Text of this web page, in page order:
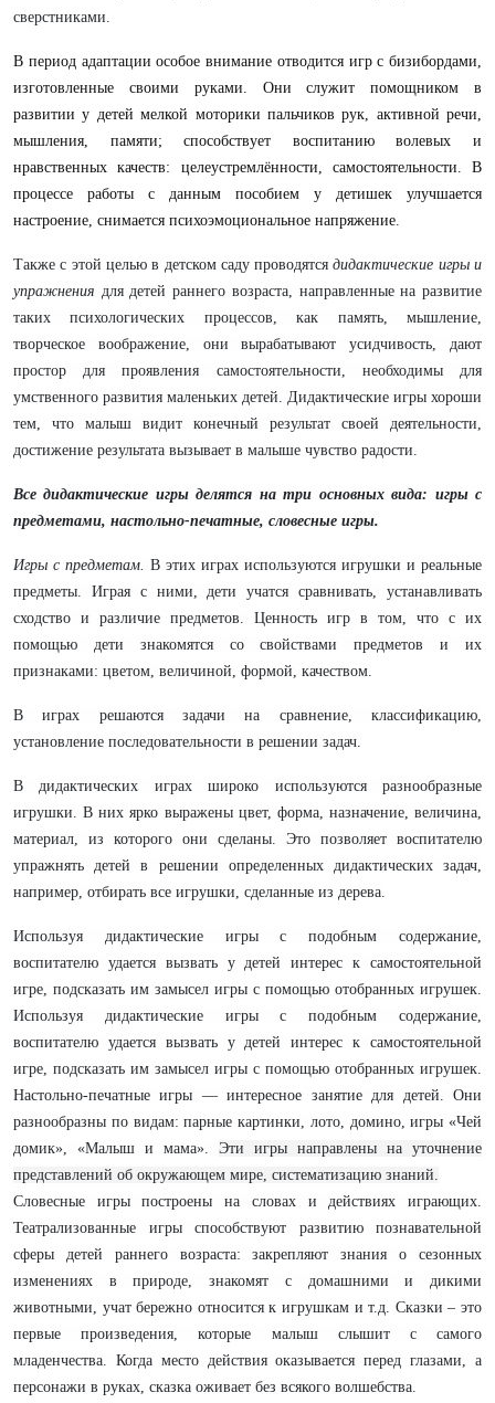
сверстниками.
В период адаптации особое внимание отводится игр с бизибордами,
изготовленные своими руками. Они служит помощником в
развитии у детей мелкой моторики пальчиков рук, активной речи,
мышления, памяти; способствует воспитанию волевых и
нравственных качеств: целеустремлённости, самостоятельности. В
процессе работы с данным пособием у детишек улучшается
настроение, снимается психоэмоциональное напряжение.
Также с этой целью в детском саду проводятсядидактические игры и
упражнения для детей раннего возраста, направленные на развитие
таких психологических процессов, как память, мышление,
творческое воображение, они вырабатывают усидчивость, дают
простор для проявления самостоятельности, необходимы для
умственного развития маленьких детей. Дидактические игры хороши
тем, что малыш видит конечный результат своей деятельности,
достижение результата вызывает в малыше чувство радости.
Все дидактические игры делятся на три основных вида: игры с
предметами, настольно-печатные, словесные игры.
Игры с предметам. В этих играх используются игрушки и реальные
предметы. Играя с ними, дети учатся сравнивать, устанавливать
сходство и различие предметов. Ценность игр в том, что с их
помощью дети знакомятся со свойствами предметов и их
признаками: цветом, величиной, формой, качеством.
В играх решаются задачи на сравнение, классификацию,
установление последовательности в решении задач.
В дидактических играх широко используются разнообразные
игрушки. В них ярко выражены цвет, форма, назначение, величина,
материал, из которого они сделаны. Это позволяет воспитателю
упражнять детей в решении определенных дидактических задач,
например, отбирать все игрушки, сделанные из дерева.
Используя дидактические игры с подобным содержание,
воспитателю удается вызвать у детей интерес к самостоятельной
игре, подсказать им замысел игры с помощью отобранных игрушек.
Используя дидактические игры с подобным содержание,
воспитателю удается вызвать у детей интерес к самостоятельной
игре, подсказать им замысел игры с помощью отобранных игрушек.
Настольно-печатные игры — интересное занятие для детей. Они
разнообразны по видам: парные картинки, лото, домино, игры «Чей
домик», «Малыш и мама». Эти игры направлены на уточнение
представлений об окружающем мире, систематизацию знаний.
Словесные игры построены на словах и действиях играющих.
Театрализованные игры способствуют развитию познавательной
сферы детей раннего возраста: закрепляют знания о сезонных
изменениях в природе, знакомят с домашними и дикими
животными, учат бережно относится к игрушкам и т.д. Сказки – это
первые произведения, которые малыш слышит с самого
младенчества. Когда место действия оказывается перед глазами, а
персонажи в руках, сказка оживает без всякого волшебства.